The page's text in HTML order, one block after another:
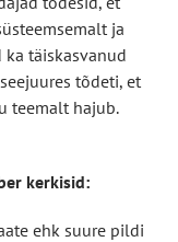
ja
täiskasvanud
tõdeti, et
teemalt hajub.
kerkisid:
ehk suure pildi